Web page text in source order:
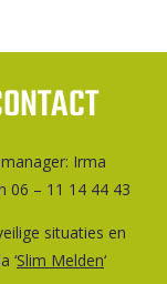
Irma
06 – 11 14 44 43
situaties en
‘Slim Melden‘